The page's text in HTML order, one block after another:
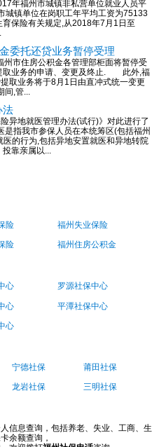
年福州市城镇非私营单位就业人员平
城镇单位在岗职工年平均工资为75133
保险有关规定,从2018年7月1日至
委托还贷业务暂停受理
市住房公积金各管理部柜面将暂停受
取业务的申请、变更及终止. 此外,福
取业务将于8月1日由直冲式统一变更
间,管...
法
地就医管理办法(试行)》对此进行了
指我市参保人员在本统筹区(包括福州
的行为,包括异地安置就医和异地转院
靠亲属以...
险 福州失业保险
险 福州住房公积金
心 罗源社保中心
心 平潭社保中心
心
宁德社保 莆田社保
龙岩社保 三明社保
信息查询，包括养老、失业、工商、生
余额查询，